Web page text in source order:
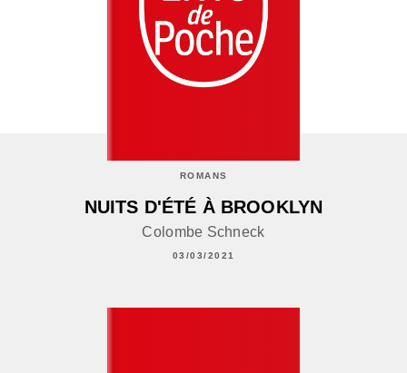
ROMANS
NUITS D'ÉTÉ À BROOKLYN
Colombe Schneck
03/03/2021